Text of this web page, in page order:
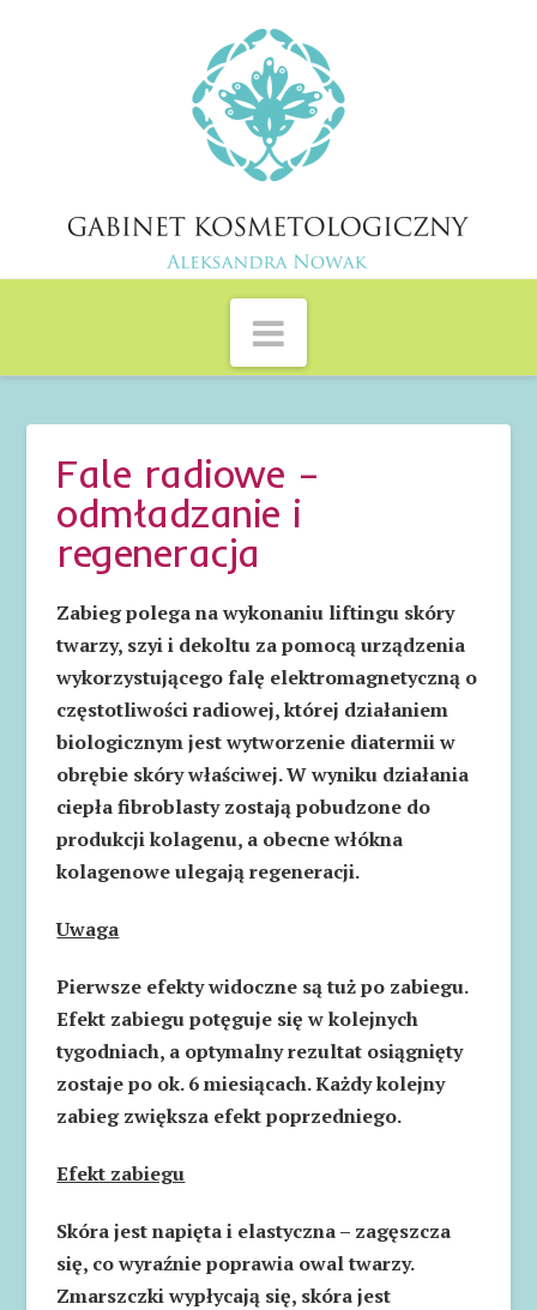
Profesjonalny
Gabinet
Kosmetyczny
w
Zabierzowie
Navigation
Fale radiowe –
odmładzanie i
regeneracja
Zabieg polega na wykonaniu liftingu skóry
twarzy, szyi i dekoltu za pomocą urządzenia
wykorzystującego falę elektromagnetyczną o
częstotliwości radiowej, której działaniem
biologicznym jest wytworzenie diatermii w
obrębie skóry właściwej. W wyniku działania
ciepła fibroblasty zostają pobudzone do
produkcji kolagenu, a obecne włókna
kolagenowe ulegają regeneracji.
Uwaga
Pierwsze efekty widoczne są tuż po zabiegu.
Efekt zabiegu potęguje się w kolejnych
tygodniach, a optymalny rezultat osiągnięty
zostaje po ok. 6 miesiącach. Każdy kolejny
zabieg zwiększa efekt poprzedniego.
Efekt zabiegu
Skóra jest napięta i elastyczna – zagęszcza
się, co wyraźnie poprawia owal twarzy.
Zmarszczki wypłycają się, skóra jest